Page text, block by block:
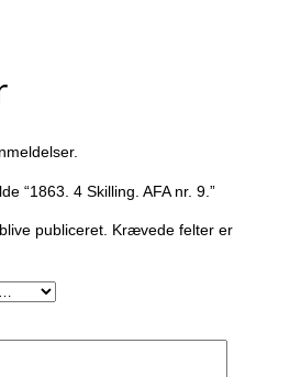
“1863. 4 Skilling. AFA nr. 9.”
publiceret. Krævede felter er